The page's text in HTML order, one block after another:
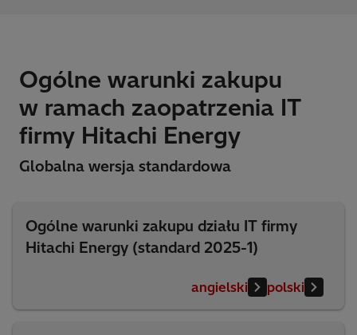
Ogólne warunki zakupu
w ramach zaopatrzenia IT
firmy Hitachi Energy
Globalna wersja standardowa
Ogólne warunki zakupu działu IT firmy
Hitachi Energy (standard 2025-1)
angielski polski